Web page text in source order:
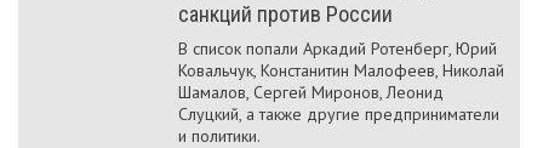
санкций против России
В список попали Аркадий Ротенберг, Юрий
Ковальчук, Констанитин Малофеев, Николай
Шамалов, Сергей Миронов, Леонид
Слуцкий, а также другие предприниматели
и политики.